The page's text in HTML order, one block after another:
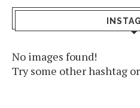
No images found!
Try some other hashtag